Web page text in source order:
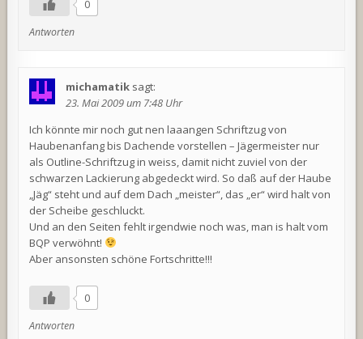
0
Antworten
michamatik sagt:
23. Mai 2009 um 7:48 Uhr
Ich könnte mir noch gut nen laaangen Schriftzug von
Haubenanfang bis Dachende vorstellen – Jägermeister nur
als Outline-Schriftzug in weiss, damit nicht zuviel von der
schwarzen Lackierung abgedeckt wird. So daß auf der Haube
„Jäg“ steht und auf dem Dach „meister“, das „er“ wird halt von
der Scheibe geschluckt.
Und an den Seiten fehlt irgendwie noch was, man is halt vom
BQP verwöhnt!
Aber ansonsten schöne Fortschritte!!!
0
Antworten